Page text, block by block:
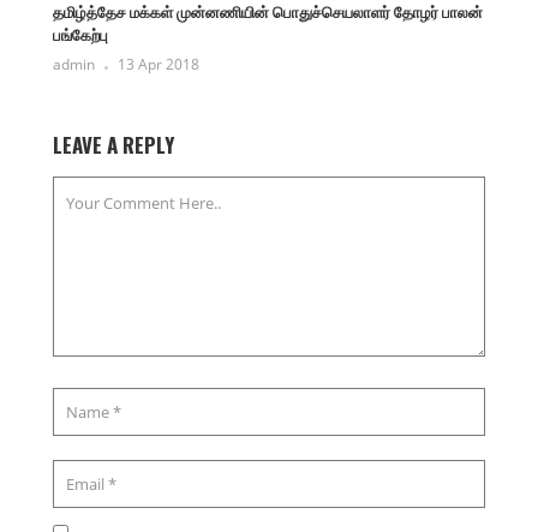
தமிழ்த்தேச மக்கள் முன்னணியின் பொதுச்செயலாளர் தோழர் பாலன்
பங்கேற்பு
admin 13 Apr 2018
LEAVE A REPLY